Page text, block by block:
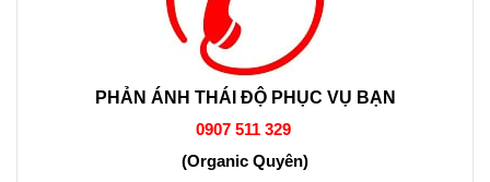
PHẢN ÁNH THÁI ĐỘ PHỤC VỤ BẠN
0907 511 329
(Organic Quyên)